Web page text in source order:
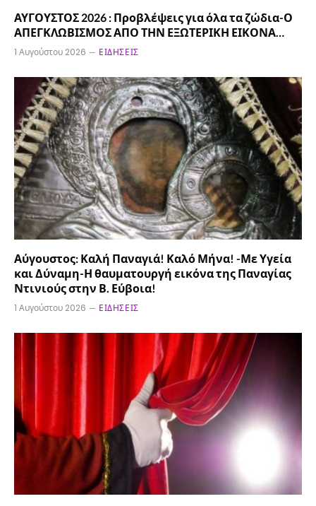
ΑΥΓΟΥΣΤΟΣ 2026 : Προβλέψεις για όλα τα ζώδια-Ο
ΑΠΕΓΚΛΩΒΙΣΜΟΣ ΑΠΟ ΤΗΝ ΕΞΩΤΕΡΙΚΗ ΕΙΚΟΝΑ…
1 Αυγούστου 2026 ΕΙΔΉΣΕΙΣ
Αύγουστος: Καλή Παναγιά! Καλό Μήνα! -Με Υγεία
και Δύναμη-Η θαυματουργή εικόνα της Παναγίας
Ντινιούς στην Β. Εύβοια!
1 Αυγούστου 2026 ΕΙΔΉΣΕΙΣ